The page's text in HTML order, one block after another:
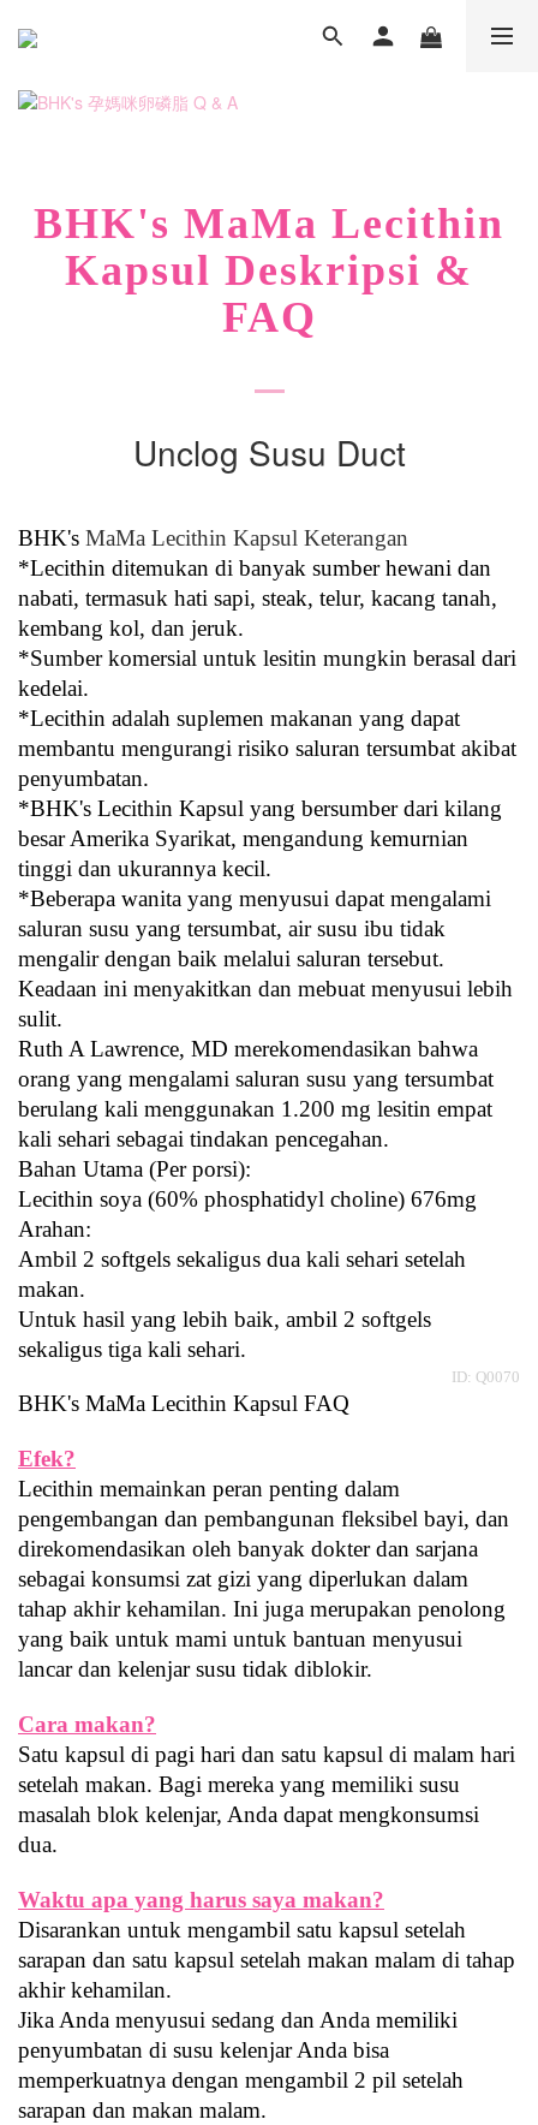
BHK's MaMa Lecithin
Kapsul Deskripsi &
FAQ
Unclog Susu Duct
BHK's MaMa Lecithin Kapsul Keterangan
*Lecithin ditemukan di banyak sumber hewani dan
nabati, termasuk hati sapi, steak, telur, kacang tanah,
kembang kol, dan jeruk.
*Sumber komersial untuk lesitin mungkin berasal dari
kedelai.
*Lecithin adalah suplemen makanan yang dapat
membantu mengurangi risiko saluran tersumbat akibat
penyumbatan.
*BHK's Lecithin Kapsul yang bersumber dari kilang
besar Amerika Syarikat, mengandung kemurnian
tinggi dan ukurannya kecil.
*Beberapa wanita yang menyusui dapat mengalami
saluran susu yang tersumbat, air susu ibu tidak
mengalir dengan baik melalui saluran tersebut.
Keadaan ini menyakitkan dan mebuat menyusui lebih
sulit.
Ruth A Lawrence, MD merekomendasikan bahwa
orang yang mengalami saluran susu yang tersumbat
berulang kali menggunakan 1.200 mg lesitin empat
kali sehari sebagai tindakan pencegahan.
Bahan Utama (Per porsi):
Lecithin soya (60% phosphatidyl choline) 676mg
Arahan:
Ambil 2 softgels sekaligus dua kali sehari setelah
makan.
Untuk hasil yang lebih baik, ambil 2 softgels
sekaligus tiga kali sehari.
ID: Q0070
BHK's MaMa Lecithin Kapsul FAQ
Efek?
Lecithin memainkan peran penting dalam
pengembangan dan pembangunan fleksibel bayi, dan
direkomendasikan oleh banyak dokter dan sarjana
sebagai konsumsi zat gizi yang diperlukan dalam
tahap akhir kehamilan. Ini juga merupakan penolong
yang baik untuk mami untuk bantuan menyusui
lancar dan kelenjar susu tidak diblokir.
Cara makan?
Satu kapsul di pagi hari dan satu kapsul di malam hari
setelah makan. Bagi mereka yang memiliki susu
masalah blok kelenjar, Anda dapat mengkonsumsi
dua.
Waktu apa yang harus saya makan?
Disarankan untuk mengambil satu kapsul setelah
sarapan dan satu kapsul setelah makan malam di tahap
akhir kehamilan.
Jika Anda menyusui sedang dan Anda memiliki
penyumbatan di susu kelenjar Anda bisa
memperkuatnya dengan mengambil 2 pil setelah
sarapan dan makan malam.